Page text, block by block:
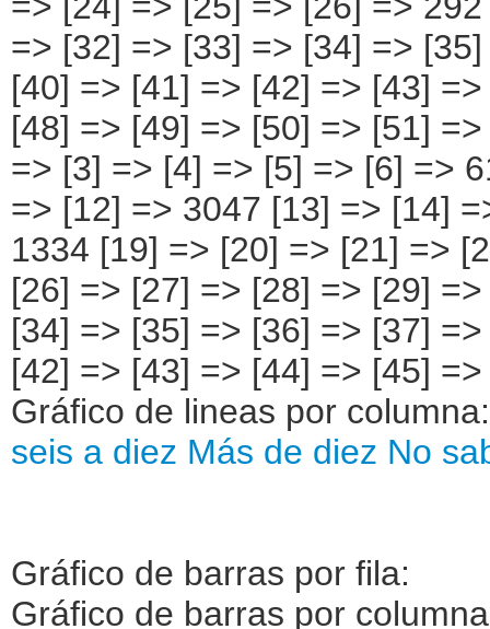
Gráfico de lineas por
seis a diez Más de diez No
Gráfico de barras por fila:
Gráfico de barras por